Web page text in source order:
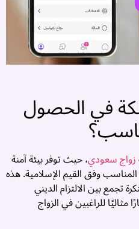
في الحصول
زواج سعودي، حيث توفر بيئة آمنة
وفق القيم الإسلامية. هذه
تجمع بين الالتزام الديني
مثاليًا للراغبين في الزواج